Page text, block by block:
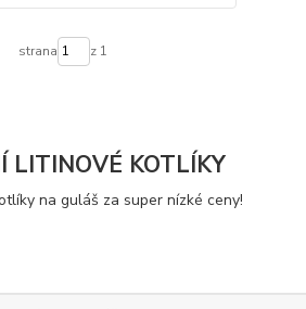
strana z 1
LITINOVÉ KOTLÍKY
na guláš za super nízké ceny!